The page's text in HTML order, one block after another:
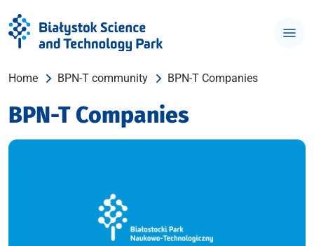
Home BPN-T community BPN-T Companies
BPN-T Companies